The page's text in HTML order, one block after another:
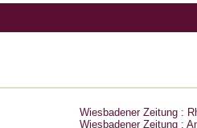
Wiesbadener Zeitung :
Wiesbadener Zeitung :